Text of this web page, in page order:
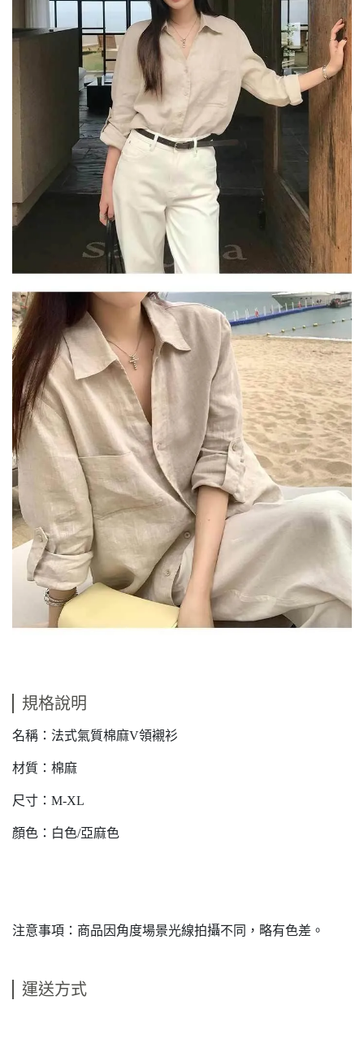
規格說明
名稱：法式氣質棉麻V領襯衫
材質：棉麻
尺寸：M-XL
顏色：白色/亞麻色
注意事項：商品因角度場景光線拍攝不同，略有色差。
運送方式